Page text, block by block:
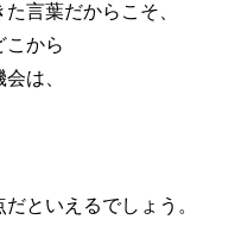
言葉だからこそ、
こから
は、
といえるでしょう。